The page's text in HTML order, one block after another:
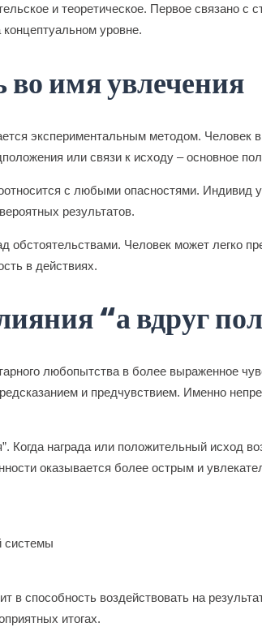
и теоретическое. Первое связано с
уровне.
имя увлечения
экспериментальным методом. Человек
или связи к исходу – основное
с любыми опасностями. Индивид
результатов.
Человек может легко
в действиях.
“а вдруг
любопытства в более выраженное
и предчувствием. Именно
награда или положительный исход
оказывается более острым и
системы
в способность воздействовать на
итогах.